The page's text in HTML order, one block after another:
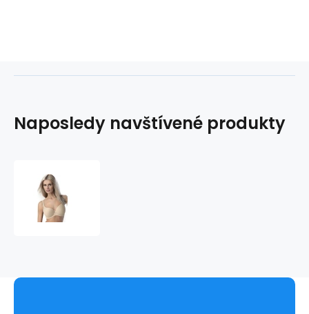
Naposledy navštívené produkty